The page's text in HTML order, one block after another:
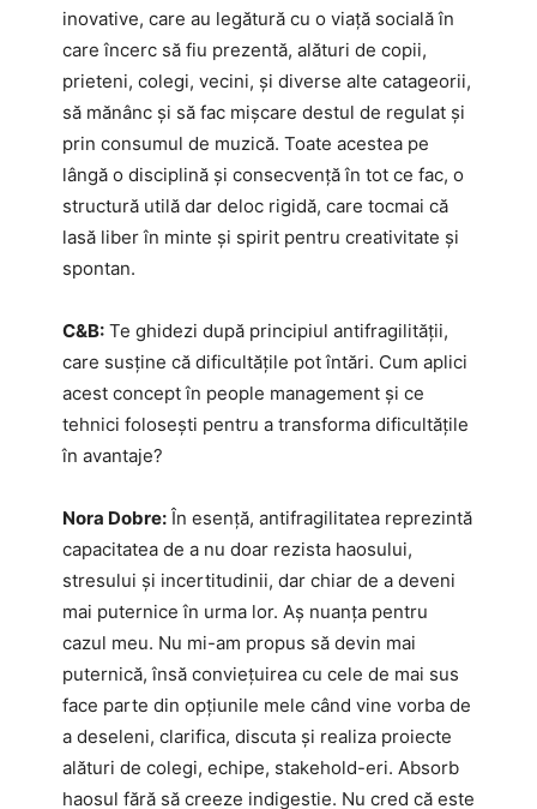
inovative, care au legătură cu o viață socială în
care încerc să fiu prezentă, alături de copii,
prieteni, colegi, vecini, și diverse alte catageorii,
să mănânc și să fac mișcare destul de regulat și
prin consumul de muzică. Toate acestea pe
lângă o disciplină și consecvență în tot ce fac, o
structură utilă dar deloc rigidă, care tocmai că
lasă liber în minte și spirit pentru creativitate și
spontan.
C&B: Te ghidezi după principiul antifragilității,
care susține că dificultățile pot întări. Cum aplici
acest concept în people management și ce
tehnici folosești pentru a transforma dificultățile
în avantaje?
Nora Dobre: În esență, antifragilitatea reprezintă
capacitatea de a nu doar rezista haosului,
stresului și incertitudinii, dar chiar de a deveni
mai puternice în urma lor. Aș nuanța pentru
cazul meu. Nu mi-am propus să devin mai
puternică, însă conviețuirea cu cele de mai sus
face parte din opțiunile mele când vine vorba de
a deseleni, clarifica, discuta și realiza proiecte
alături de colegi, echipe, stakehold-eri. Absorb
haosul fără să creeze indigestie. Nu cred că este